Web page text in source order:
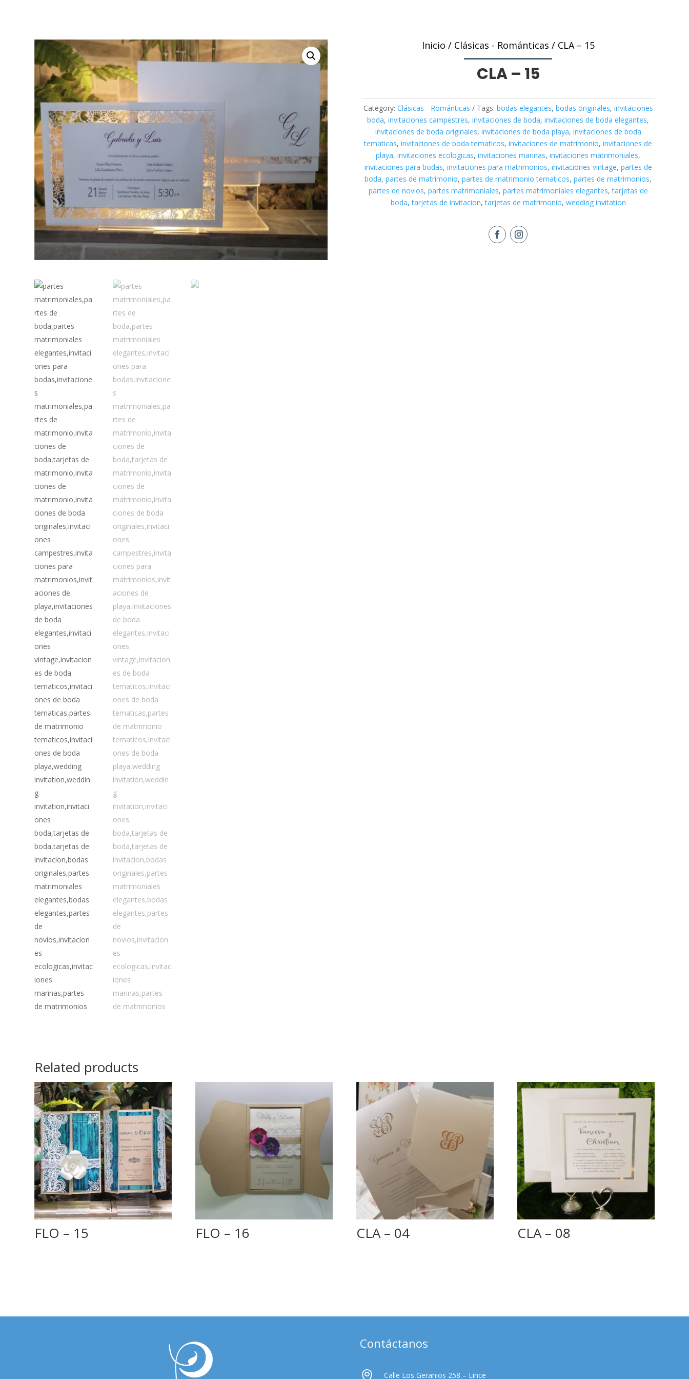
Inicio / Clásicas - Románticas / CLA – 15
CLA – 15
Category: Clásicas - Románticas Tags: bodas elegantes, bodas originales, invitaciones
boda,invitaciones campestres,invitaciones de boda,invitaciones de boda elegantes,
invitaciones de boda originales, invitaciones de boda playa, invitaciones de boda
tematicas,invitaciones de boda tematicos,invitaciones de matrimonio,invitaciones de
playa,invitaciones ecologicas,invitaciones marinas,invitaciones matrimoniales,
invitaciones para bodas, invitaciones para matrimonios, invitaciones vintage, partes de
boda,partes de matrimonio,partes de matrimonio tematicos,partes de matrimonios,
partes de novios, partes matrimoniales, partes matrimoniales elegantes,tarjetas de
boda,tarjetas de invitacion,tarjetas de matrimonio, wedding invitation
Related products
FLO – 15 FLO – 16 CLA – 04 CLA – 08
Contáctanos
Calle Los Geranios 258 – Lince